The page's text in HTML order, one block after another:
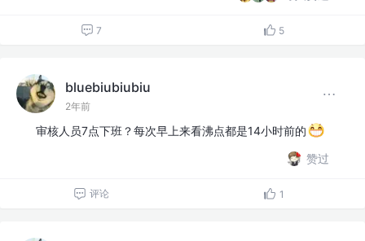
7 5
bluebiubiubiu
2年前
审核人员7点下班？每次早上来看沸点都是14小时前的
赞过
评论 1